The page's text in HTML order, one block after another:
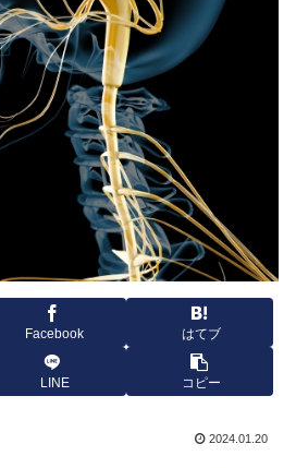
Facebook はてブ
LINE コピー
2024.01.20